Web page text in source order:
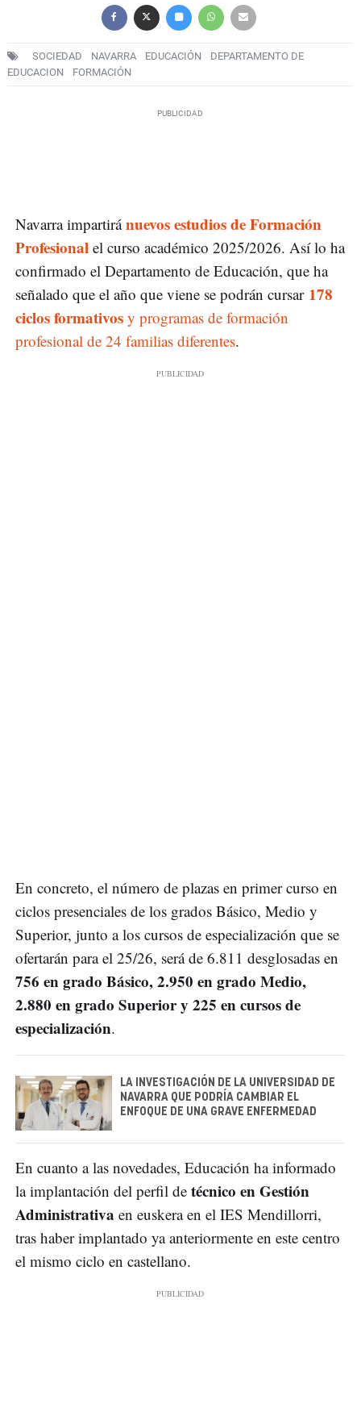
SOCIEDAD NAVARRA EDUCACIÓN
DEPARTAMENTO DE
EDUCACION
FORMACIÓN
Navarra impartiránuevos estudios de Formación
Profesional el curso académico 2025/2026. Así lo ha
confirmado el Departamento de Educación, que ha
señalado que el año que viene se podrán cursar 178
ciclos formativos y programas de formación
profesional de 24 familias diferentes.
En concreto, el número de plazas en primer curso en
ciclos presenciales de los grados Básico, Medio y
Superior, junto a los cursos de especialización que se
ofertarán para el 25/26, será de 6.811 desglosadas en
756 en grado Básico, 2.950 en grado Medio,
2.880 en grado Superior y 225 en cursos de
especialización.
LA INVESTIGACIÓN DE LA UNIVERSIDAD DE
NAVARRA QUE PODRÍA CAMBIAR EL
ENFOQUE DE UNA GRAVE ENFERMEDAD
En cuanto a las novedades, Educación ha informado
la implantación del perfil de técnico en Gestión
Administrativa en euskera en el IES Mendillorri,
tras haber implantado ya anteriormente en este centro
el mismo ciclo en castellano.